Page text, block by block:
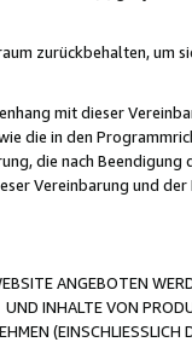
zurückbehalten, um
mit dieser
die in den
die nach
Vereinbarung und
ANGEBOTEN
INHALTE VON